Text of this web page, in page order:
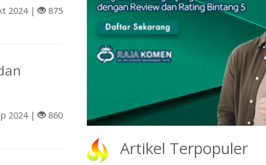
2024 | 875
2024 | 860
Artikel Terpopuler